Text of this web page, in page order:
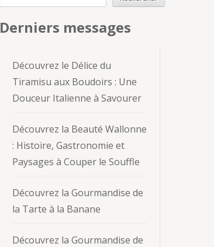
Derniers messages
Découvrez le Délice du
Tiramisu aux Boudoirs : Une
Douceur Italienne à Savourer
Découvrez la Beauté Wallonne
: Histoire, Gastronomie et
Paysages à Couper le Souffle
Découvrez la Gourmandise de
la Tarte à la Banane
Découvrez la Gourmandise de